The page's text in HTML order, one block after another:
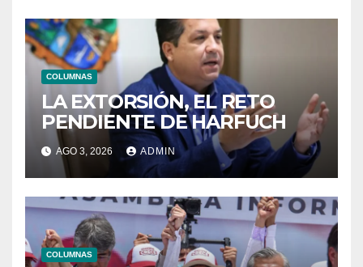
COLUMNAS
LA EXTORSIÓN, EL RETO
PENDIENTE DE HARFUCH
AGO 3, 2026 ADMIN
COLUMNAS